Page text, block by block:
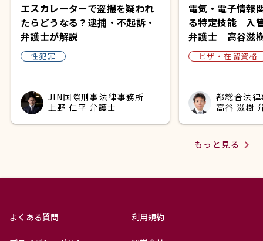
エスカレーターで盗撮を疑われ
たらどうなる？逮捕・不起訴・
弁護士が解説
性犯罪
JIN国際刑事法律事務所
上野 仁平 弁護士
電気・電子情報
る特定技能 入
弁護士 高谷滋
ビザ・在留資格
都総合法
高谷 滋樹
もっと見る navigate_next
よくある質問 利用規約